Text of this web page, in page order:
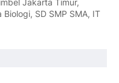
Jakarta Timur,
SD SMP SMA, IT